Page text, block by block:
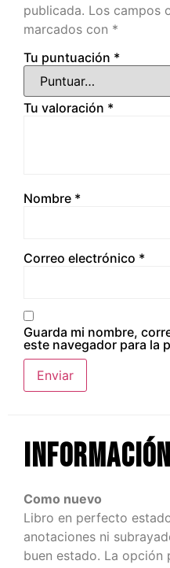
publicada. Los campos
marcados con *
Tu puntuación *
Tu valoración *
Nombre *
Correo electrónico *
Guarda mi nombre,
este navegador para la
Como nuevo
Libro en perfecto
anotaciones ni
buen estado. La opción